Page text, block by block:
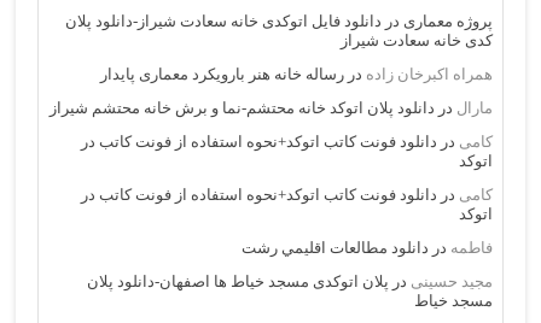
پروژه معماری در دانلود فایل اتوکدی خانه سعادت شیراز-دانلود پلان
کدی خانه سعادت شیراز
همراه اکبرخان زاده دررساله خانه هنر بارویکرد معماری پایدار
مارال در دانلود پلان اتوکد خانه محتشم-نما و برش خانه محتشم شیراز
کامی در دانلود فونت کاتب اتوکد+نحوه استفاده از فونت کاتب در
اتوکد
کامی در دانلود فونت کاتب اتوکد+نحوه استفاده از فونت کاتب در
اتوکد
فاطمه در دانلود مطالعات اقليمي رشت
مجید حسینی در پلان اتوکدی مسجد خیاط ها اصفهان-دانلود پلان
مسجد خیاط